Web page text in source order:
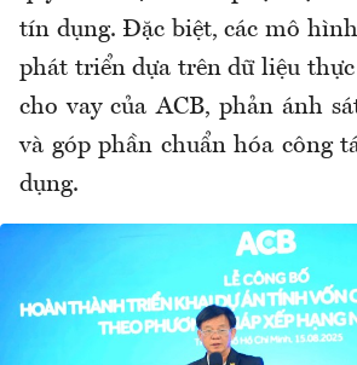
tín dụng. Đặc biệt, các mô
phát triển dựa trên dữ liệu
cho vay của ACB, phản ánh
và góp phần chuẩn hóa công
dụng.